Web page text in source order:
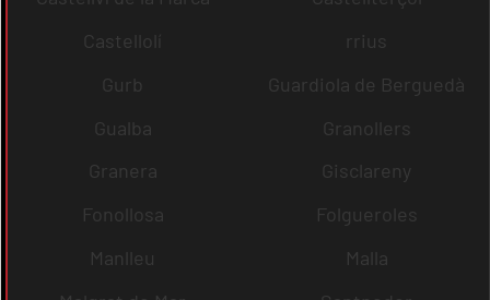
Castellolí
rrius
Gurb
Guardiola de Berguedà
Gualba
Granollers
Granera
Gisclareny
Fonollosa
Folgueroles
Manlleu
Malla